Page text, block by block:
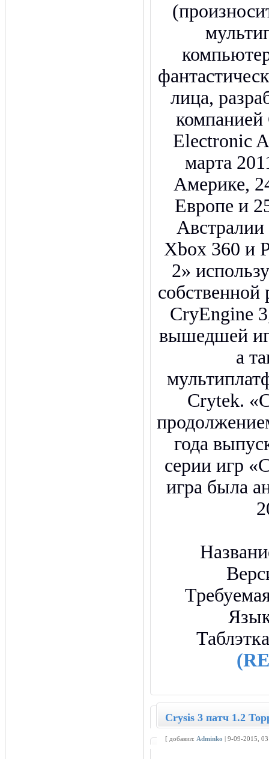
лица,
Electronic
марта
Америке,
Европе и
Xbox 360 и
2»
CryEngine
вышедшей
а
Crytek.
года
серии игр
игра была
Crysis 3 патч 1.2
[ добавил: Adminko | 9-09-2015,